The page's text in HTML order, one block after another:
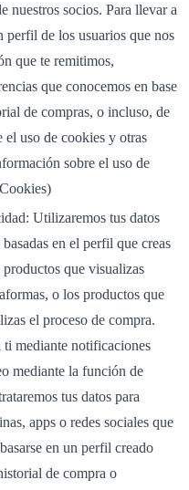
nuestros socios. Para llevar a
perfil de los usuarios que nos
que te remitimos,
que conocemos en base
de compras, o incluso, de
el uso de cookies y otras
sobre el uso de
Utilizaremos tus datos
en el perfil que creas
que visualizas
o los productos que
el proceso de compra.
ti mediante notificaciones
mediante la función de
tus datos para
apps o redes sociales que
en un perfil creado
de compra o